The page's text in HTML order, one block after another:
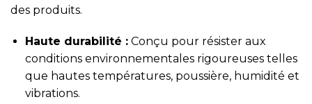
des produits.
Haute durabilité :Conçu pour résister aux
conditions environnementales rigoureuses telles
que hautes températures, poussière, humidité et
vibrations.